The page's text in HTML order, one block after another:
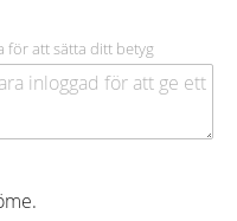
för att sätta ditt betyg